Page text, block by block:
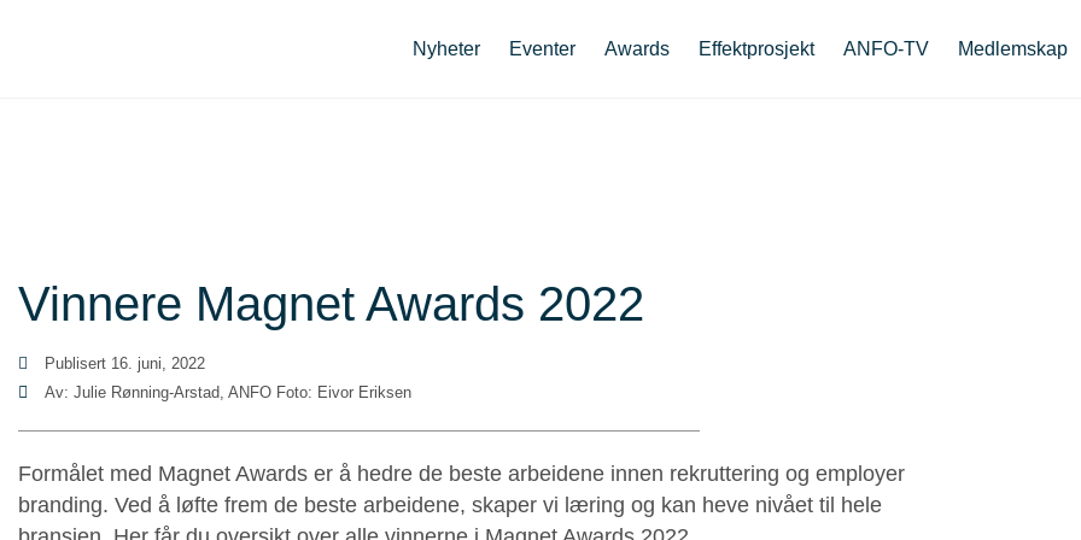
Nyheter Eventer Awards Effektprosjekt ANFO-TV Medlemskap
Vinnere Magnet Awards 2022
Publisert 16. juni, 2022
Av: Julie Rønning-Arstad, ANFO Foto: Eivor Eriksen
Formålet med Magnet Awards er å hedre de beste arbeidene innen rekruttering og employer
branding. Ved å løfte frem de beste arbeidene, skaper vi læring og kan heve nivået til hele